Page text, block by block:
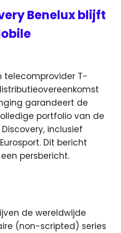
Benelux blijft
telecomprovider T-
garandeert de
portfolio van de
inclusief
Dit bericht
persbericht.
de wereldwijde
(non-scripted) series